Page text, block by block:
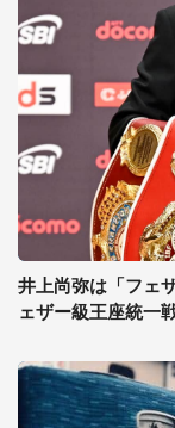
井上尚弥は「フェ
ェザー級王座統一